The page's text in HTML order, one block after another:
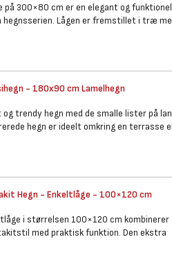
på 300×80 cm er en elegant og funktionel
hegnsserien. Lågen er fremstillet i træ
- 180x90 cm Lamelhegn
trendy hegn med de smalle lister på
hegn er ideelt omkring en terrasse
Hegn - Enkeltlåge - 100×120 cm
i størrelsen 100×120 cm kombinerer
med praktisk funktion. Den ekstra